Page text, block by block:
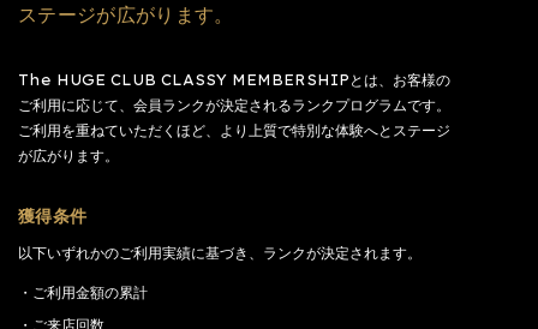
ステージが広がります。
The HUGE CLUB CLASSY MEMBERSHIPとは、お客様の
ご利用に応じて、会員ランクが決定されるランクプログラムです。
ご利用を重ねていただくほど、より上質で特別な体験へとステージ
が広がります。
獲得条件
以下いずれかのご利用実績に基づき、ランクが決定されます。
ご利用金額の累計
ご来店回数